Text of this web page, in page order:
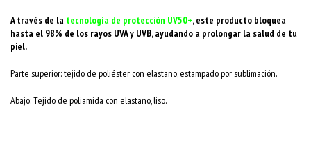
A través de la tecnología de protección UV50+, este producto bloquea
hasta el 98% de los rayos UVA y UVB, ayudando a prolongar la salud de tu
piel.​
Parte superior: tejido de poliéster con elastano, estampado por sublimación.
Abajo: Tejido de poliamida con elastano, liso.